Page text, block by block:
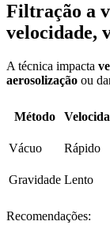
Filtração a
velocidade,
A técnica impacta
aerosolização ou
Método
Vácuo Rápido
Gravidade Lento
Recomendações: